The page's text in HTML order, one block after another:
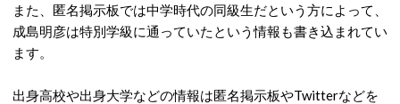
また、匿名掲示板では中学時代の同級生だという方によって、
成島明彦は特別学級に通っていたという情報も書き込まれてい
ます。
出身高校や出身大学などの情報は匿名掲示板やTwitterなどを